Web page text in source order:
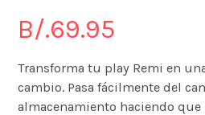
B/.69.95
Transforma tu play Remi en
cambio. Pasa fácilmente del
almacenamiento haciendo que